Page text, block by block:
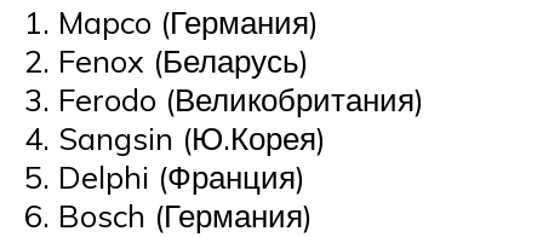
Mapco (Германия)
Fenox (Беларусь)
Ferodo (Великобритания)
Sangsin (Ю.Корея)
Delphi (Франция)
Bosch (Германия)